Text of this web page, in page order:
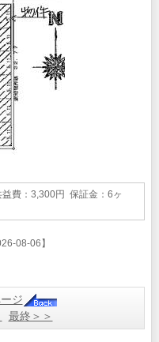
費：3,300円 保証金：6ヶ
08-06】
ジ
最終＞＞